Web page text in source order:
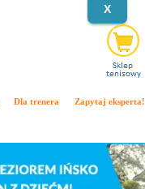
Dla trenera Zapytaj eksperta!
X